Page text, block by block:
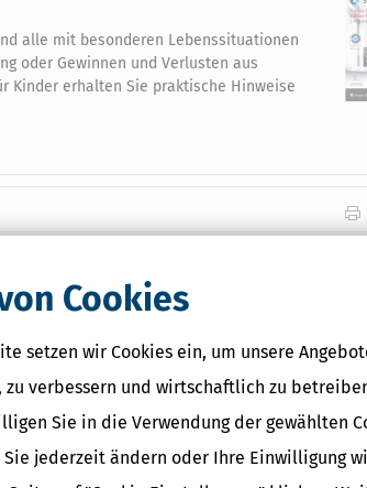
Cookies
setzen wir Cookies ein, um unsere
zu verbessern und wirtschaftlich zu
Sie in die Verwendung der gewählten
Sie jederzeit ändern oder Ihre Einwilligung
alle mit besonderen Lebenssituationen
oder Gewinnen und Verlusten aus
Kinder erhalten Sie praktische Hinweise
Gesamtschuld
Gesamtschuldner
Vollstreckung
Zwangsvollstreckung